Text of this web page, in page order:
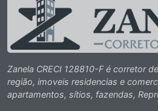
Zanela CRECI 128810-F é corretor
região, imoveis residencias e
apartamentos, sítios, fazendas,